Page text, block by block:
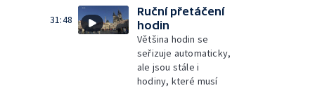
31:48
Ruční přetáčení
hodin
Většina hodin se
seřizuje automaticky,
ale jsou stále i
hodiny, které musí